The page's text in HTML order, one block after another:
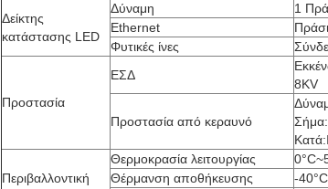
Δείκτης
κατάστασης LED
Δύναμη
1
Ethernet
Φυτικές ίνες
Προστασία
ΕΣΔ
8KV
Προστασία από κεραυνό
Περιβαλλοντική
Θερμοκρασία λειτουργίας
Θέρμανση αποθήκευσης
-